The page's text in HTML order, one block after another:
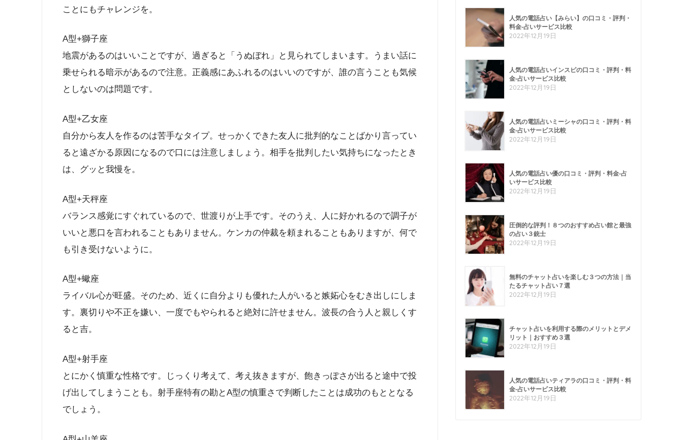
ことにもチャレンジを。
A型+獅子座
地震があるのはいいことですが、過ぎると「うぬぼれ」と見られてしまいます。うまい話に
乗せられる暗示があるので注意。正義感にあふれるのはいいのですが、誰の言うことも気候
としないのは問題です。
A型+乙女座
自分から友人を作るのは苦手なタイプ。せっかくできた友人に批判的なことばかり言ってい
ると遠ざかる原因になるので口には注意しましょう。相手を批判したい気持ちになったとき
は、グッと我慢を。
A型+天秤座
バランス感覚にすぐれているので、世渡りが上手です。そのうえ、人に好かれるので調子が
いいと悪口を言われることもありません。ケンカの仲裁を頼まれることもありますが、何で
も引き受けないように。
A型+蠍座
ライバル心が旺盛。そのため、近くに自分よりも優れた人がいると嫉妬心をむき出しにしま
す。裏切りや不正を嫌い、一度でもやられると絶対に許せません。波長の合う人と親しくす
ると吉。
A型+射手座
とにかく慎重な性格です。じっくり考えて、考え抜きますが、飽きっぽさが出ると途中で投
げ出してしまうことも。射手座特有の勘とA型の慎重さで判断したことは成功のもととなる
でしょう。
人気の電話占い【みらい】の口コミ・評判・
料金-占いサービス比較
2022年12月19日
人気の電話占いインスピの口コミ・評判・料
金-占いサービス比較
2022年12月19日
人気の電話占いミーシャの口コミ・評判・料
金-占いサービス比較
2022年12月19日
人気の電話占い優の口コミ・評判・料金-占
いサービス比較
2022年12月19日
圧倒的な評判！８つのおすすめ占い館と最強
の占い３銃士
2022年12月19日
無料のチャット占いを楽しむ３つの方法｜当
たるチャット占い７選
2022年12月19日
チャット占いを利用する際のメリットとデメ
リット｜おすすめ３選
2022年12月19日
人気の電話占いティアラの口コミ・評判・料
金-占いサービス比較
2022年12月19日